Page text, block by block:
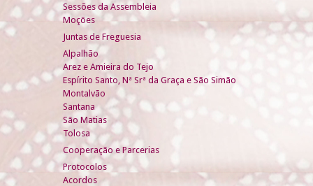
Sessões da Assembleia
Moções
Juntas de Freguesia
Alpalhão
Arez e Amieira do Tejo
Espírito Santo, Nª Srª da Graça e São Simão
Montalvão
Santana
São Matias
Tolosa
Cooperação e Parcerias
Protocolos
Acordos